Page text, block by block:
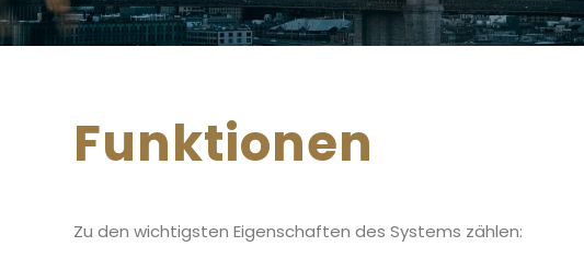
Funktionen
Zu den wichtigsten Eigenschaften des Systems zählen: